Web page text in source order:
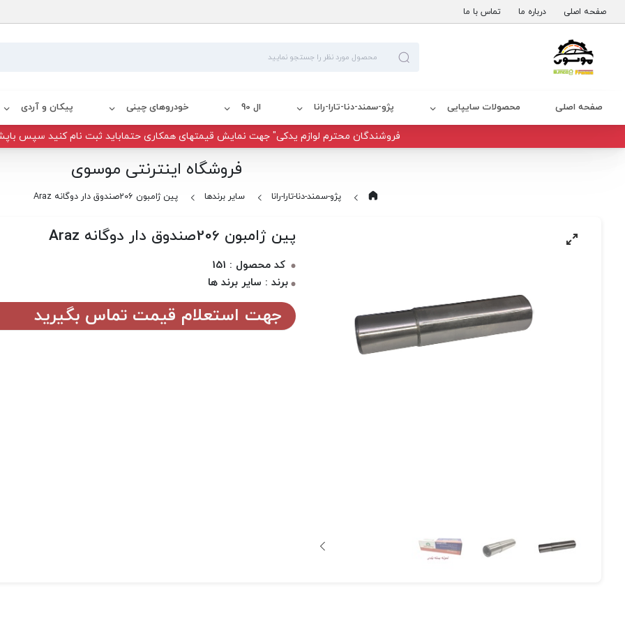
صفحه اصلی درباره ما تماس با ما
صفحه اصلی محصولات سایپایی پژو-سمند-دنا-تارا-رانا ال 90 خودروهای چینی پیکان و آردی
فروشندگان محترم لوازم یدکی" جهت نمایش قیمتهای همکاری حتماباید ثبت نام کنید سپس
فروشگاه اینترنتی موسوی
پژو-سمند-دنا-تارا-رانا سایر برندها پین ژامبون 206صندوق دار دوگانه Araz
پین ژامبون 206صندوق دار دوگانه Araz
کد محصول : 151
برند : سایر برند ها
جهت استعلام قیمت تماس بگیرید